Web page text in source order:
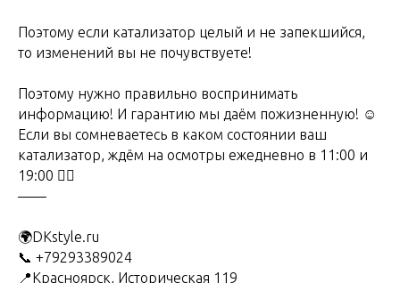
Поэтому если катализатор целый и не запекшийся,
то изменений вы не почувствуете!
Поэтому нужно правильно воспринимать
информацию! И гарантию мы даём пожизненную! ☺️
Если вы сомневаетесь в каком состоянии ваш
катализатор, ждём на осмотры ежедневно в 11:00 и
19:00 ✌🏻
——
🌍DKstyle.ru
📞 +79293389024
📍Красноярск, Историческая 119